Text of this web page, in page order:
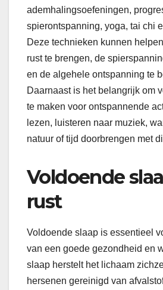
ademhalingsoefeningen,
spierontspanning, yoga, tai chi
Deze technieken kunnen
rust te brengen, de
en de algehele ontspanning te
Daarnaast is het belangrijk om
te maken voor ontspannende
lezen, luisteren naar muziek,
natuur of tijd doorbrengen met
Voldoende
rust
Voldoende slaap is essentieel
van een goede gezondheid en
slaap herstelt het lichaam
hersenen gereinigd van